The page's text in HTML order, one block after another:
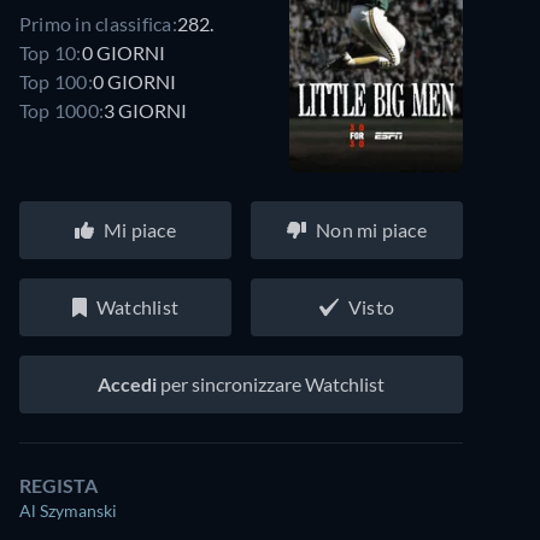
Primo in classifica:282.
Top 10:0 GIORNI
Top 100:0 GIORNI
Top 1000:3 GIORNI
Mi piace Non mi piace
Watchlist Visto
Accedi per sincronizzare Watchlist
REGISTA
Al Szymanski